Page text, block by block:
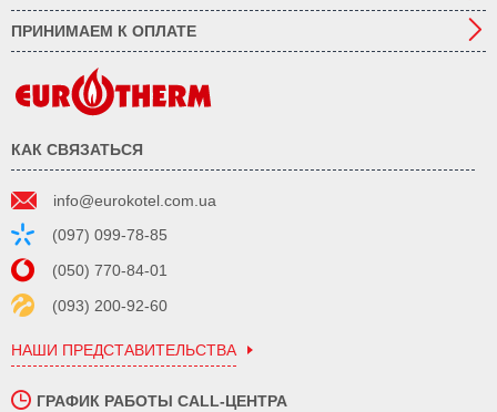
ПРИНИМАЕМ К ОПЛАТЕ
КАК СВЯЗАТЬСЯ
info@eurokotel.com.ua
(097) 099-78-85
(050) 770-84-01
(093) 200-92-60
НАШИ ПРЕДСТАВИТЕЛЬСТВА
ГРАФИК РАБОТЫ CALL-ЦЕНТРА